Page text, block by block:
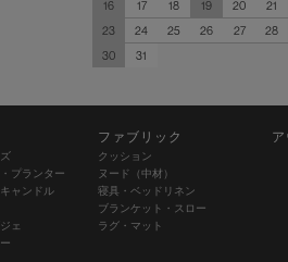
16
17 18 19 20 21
23
24 25 26 27 28
30
31
プランター
ャンドル
ェ
ファブリック
クッション
ヌード（中材）
寝具・ベッドリネン
ブランケット・スロー
ラグ・マット